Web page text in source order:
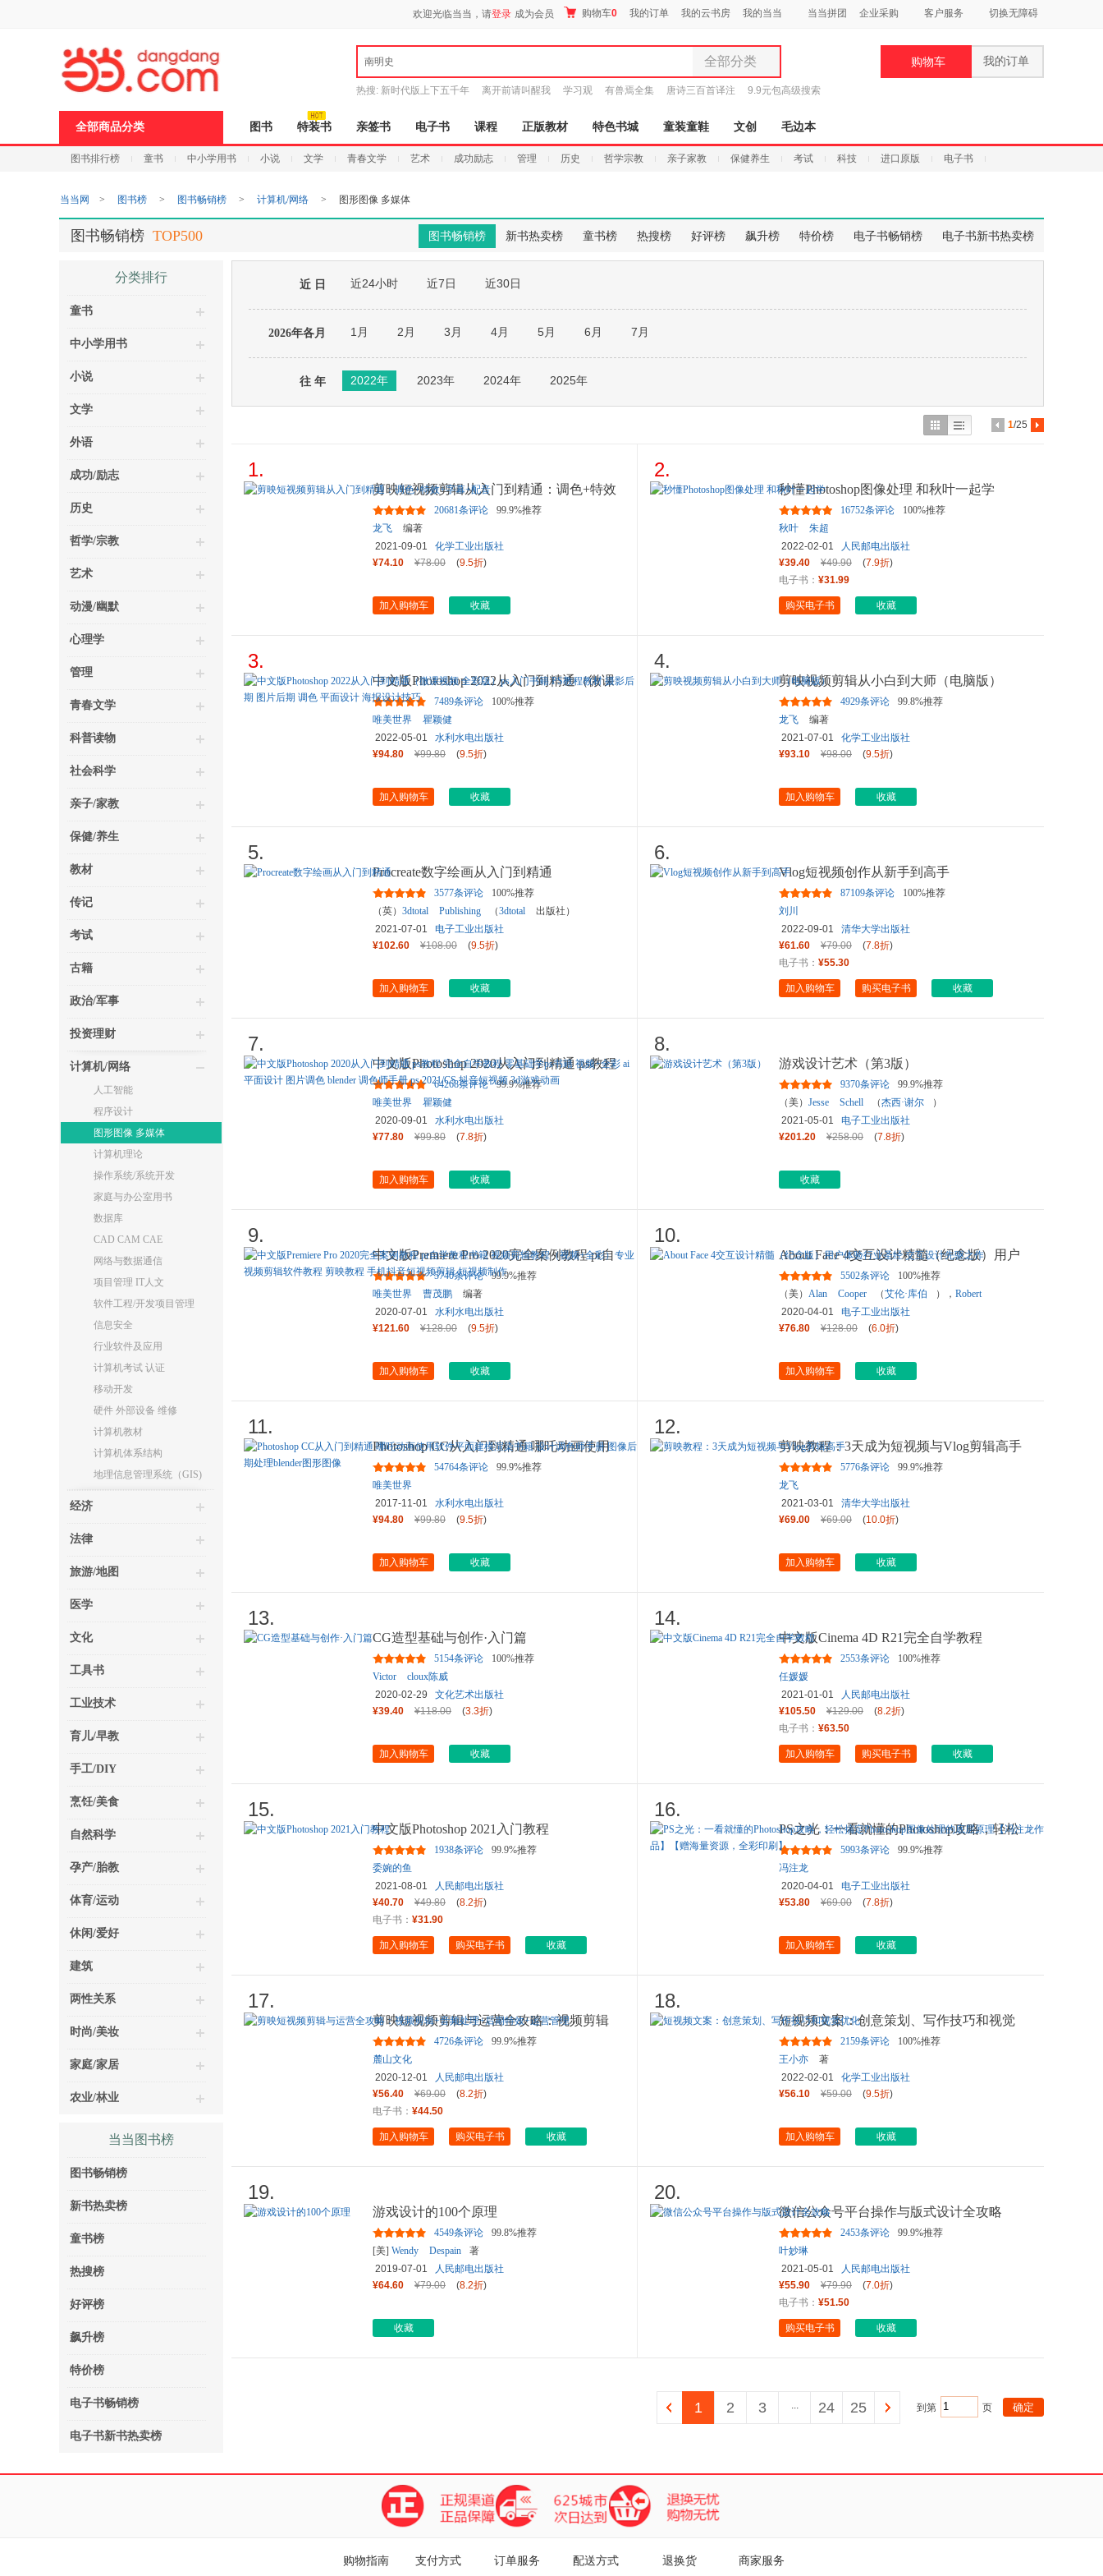
欢迎光临当当，请登录 成为会员 购物车0 我的订单 我的云书房 我的当当 当当拼团 企业采购 客户服务 切换无障碍
南明史 全部分类
全部分类
图书
电子书
音像
玩具
孕婴服饰
热搜: 新时代版上下五千年 离开前请叫醒我 学习观 有兽焉全集 唐诗三百首译注
9.9元包高级搜索
购物车 我的订单
全部商品分类 图书 特装书 亲签书 电子书 课程 正版教材 特色书城 童装童鞋 文创 毛边本
图书排行榜 童书 中小学用书 小说 文学 青春文学 艺术 成功励志 管理 历史 哲学宗教 亲子家教 保健养生 考试 科技 进口原版 电子书
页
当当网 > 图书榜 > 图书畅销榜 > 计算机/网络 > 图形图像 多媒体
图书畅销榜 新书热卖榜 童书榜 热搜榜 好评榜 飙升榜 特价榜 电子书畅销榜 电子书新书热卖榜
图书畅销榜 TOP500
分类排行
童书
中小学用书
小说
文学
外语
成功/励志
历史
哲学/宗教
艺术
动漫/幽默
心理学
管理
青春文学
科普读物
社会科学
亲子/家教
保健/养生
教材
传记
考试
古籍
政治/军事
投资理财
计算机/网络
人工智能
程序设计
图形图像 多媒体
计算机理论
操作系统/系统开发
家庭与办公室用书
数据库
CAD CAM CAE
网络与数据通信
项目管理 IT人文
软件工程/开发项目管理
信息安全
行业软件及应用
计算机考试 认证
移动开发
硬件 外部设备 维修
计算机教材
计算机体系结构
地理信息管理系统（GIS)
经济
法律
旅游/地图
医学
文化
工具书
工业技术
育儿/早教
手工/DIY
烹饪/美食
自然科学
孕产/胎教
体育/运动
休闲/爱好
建筑
两性关系
时尚/美妆
家庭/家居
农业/林业
当当图书榜
图书畅销榜
新书热卖榜
童书榜
热搜榜
好评榜
飙升榜
特价榜
电子书畅销榜
电子书新书热卖榜
近 日 近24小时 近7日 近30日
2026年各月 1月 2月 3月 4月 5月 6月 7月
往 年 2022年 2023年 2024年 2025年
1/25
1.
剪映短视频剪辑从入门到精通：调色+特效
+字幕+配音20681条评论
99.9%推荐
龙飞
编著
2021-09-01
化学工业出版社
¥74.10
¥78.00 (9.5折)
加入购物车 收藏
2.
秒懂Photoshop图像处理 和秋叶一起学
16752条评论
100%推荐
秋叶
朱超
2022-02-01
人民邮电出版社
¥39.40
¥49.90 (7.9折)
电子书： ¥31.99
购买电子书 收藏
3.
中文版Photoshop 2022从入门到精通（微课
视频 全彩版）ps入门书籍...
7489条评论
100%推荐
唯美世界
瞿颖健
2022-05-01
水利水电出版社
¥94.80
¥99.80 (9.5折)
加入购物车 收藏
4.
剪映视频剪辑从小白到大师（电脑版）
4929条评论
99.8%推荐
龙飞
编著
2021-07-01
化学工业出版社
¥93.10
¥98.00 (9.5折)
加入购物车 收藏
5.
Procreate数字绘画从入门到精通
3577条评论
100%推荐
（英） 3dtotal Publishing （3dtotal
出版社）
2021-07-01
电子工业出版社
¥102.60
¥108.00 (9.5折)
加入购物车 收藏
6.
Vlog短视频创作从新手到高手
87109条评论
100%推荐
刘川
2022-09-01
清华大学出版社
¥61.60
¥79.00 (7.8折)
电子书： ¥55.30
加入购物车 购买电子书 收藏
7.
中文版Photoshop 2020从入门到精通 ps教程
完全自学教程 零基础学...
64268条评论
99.9%推荐
唯美世界
瞿颖健
2020-09-01
水利水电出版社
¥77.80
¥99.80 (7.8折)
加入购物车 收藏
8.
游戏设计艺术（第3版）
9370条评论
99.9%推荐
（美） Jesse Schell （杰西·谢尔
）
2021-05-01
电子工业出版社
¥201.20
¥258.00 (7.8折)
收藏
9.
中文版Premiere Pro 2020完全案例教程 pr自
学教程书籍 视频剪辑教...
5740条评论
99.9%推荐
唯美世界
曹茂鹏
编著
2020-07-01
水利水电出版社
¥121.60
¥128.00 (9.5折)
加入购物车 收藏
10.
About Face 4交互设计精髓（纪念版）用户
体验行业圣经 交互设计先...
5502条评论
100%推荐
（美） Alan Cooper （艾伦·库伯 ）， Robert
Reimann
（ 罗伯特·莱曼 ）
2020-04-01
电子工业出版社
¥76.80
¥128.00 (6.0折)
加入购物车 收藏
11.
Photoshop CC从入门到精通 哪吒动画使用
软件平面建模渲染书籍 设...
54764条评论
99.9%推荐
唯美世界
2017-11-01
水利水电出版社
¥94.80
¥99.80 (9.5折)
加入购物车 收藏
12.
剪映教程：3天成为短视频与Vlog剪辑高手
5776条评论
99.9%推荐
龙飞
2021-03-01
清华大学出版社
¥69.00
¥69.00 (10.0折)
加入购物车 收藏
13.
CG造型基础与创作·入门篇
5154条评论
100%推荐
Victor
cloux陈威
2020-02-29
文化艺术出版社
¥39.40
¥118.00 (3.3折)
加入购物车 收藏
14.
中文版Cinema 4D R21完全自学教程
2553条评论
100%推荐
任媛媛
2021-01-01
人民邮电出版社
¥105.50
¥129.00 (8.2折)
电子书： ¥63.50
加入购物车 购买电子书 收藏
15.
中文版Photoshop 2021入门教程
1938条评论
99.9%推荐
委婉的鱼
2021-08-01
人民邮电出版社
¥40.70
¥49.80 (8.2折)
电子书： ¥31.90
加入购物车 购买电子书 收藏
16.
PS之光：一看就懂的Photoshop攻略，轻松
搞定Photoshop图像处理的...
5993条评论
99.9%推荐
冯注龙
2020-04-01
电子工业出版社
¥53.80
¥69.00 (7.8折)
加入购物车 收藏
17.
剪映短视频剪辑与运营全攻略：视频剪辑
+音频处理+后期特效+运营管
4726条评论
99.9%推荐
麓山文化
2020-12-01
人民邮电出版社
¥56.40
¥69.00 (8.2折)
电子书： ¥44.50
加入购物车 购买电子书 收藏
18.
短视频文案：创意策划、写作技巧和视觉
优化
2159条评论
100%推荐
王小亦
著
2022-02-01
化学工业出版社
¥56.10
¥59.00 (9.5折)
加入购物车 收藏
19.
游戏设计的100个原理
4549条评论
99.8%推荐
[美] Wendy Despain
著
2019-07-01
人民邮电出版社
¥64.60
¥79.00 (8.2折)
收藏
20.
微信公众号平台操作与版式设计全攻略
2453条评论
99.9%推荐
叶妙琳
2021-05-01
人民邮电出版社
¥55.90
¥79.90 (7.0折)
电子书： ¥51.50
购买电子书 收藏
1 2 3 ... 24 25 到第 页
购物指南 支付方式 订单服务 配送方式 退换货 商家服务